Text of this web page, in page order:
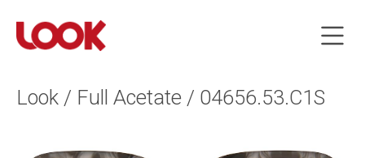
Look / Full Acetate / 04656.53.C1S